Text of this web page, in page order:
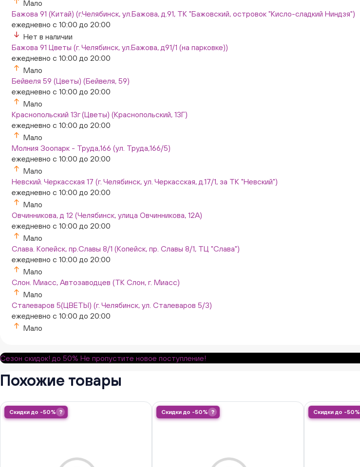
Мало
Бажова 91 (Китай) (г.Челябинск, ул.Бажова, д.91, ТК "Бажовский, островок "Кисло-сладкий Ниндзя")
ежедневно с 10:00 до 20:00
Нет в наличии
Бажова 91 Цветы (г. Челябинск, ул.Бажова, д91/1 (на парковке))
ежедневно с 10:00 до 20:00
Мало
Бейвеля 59 (Цветы) (Бейвеля, 59)
ежедневно с 10:00 до 20:00
Мало
Краснопольский 13г (Цветы) (Краснопольский, 13Г)
ежедневно с 10:00 до 20:00
Мало
Молния Зоопарк - Труда,166 (ул. Труда,166/5)
ежедневно с 10:00 до 20:00
Мало
Невский. Черкасская 17 (г. Челябинск, ул. Черкасская, д.17/1, за ТК "Невский")
ежедневно с 10:00 до 20:00
Мало
Овчинникова, д 12 (Челябинск, улица Овчинникова, 12А)
ежедневно с 10:00 до 20:00
Мало
Слава. Копейск, пр.Славы 8/1 (Копейск, пр. Славы 8/1, ТЦ "Слава")
ежедневно с 10:00 до 20:00
Мало
Слон. Миасс, Автозаводцев (ТК Слон, г. Миасс)
Мало
Сталеваров 5(ЦВЕТЫ) (г. Челябинск, ул. Сталеваров 5/3)
ежедневно с 10:00 до 20:00
Мало
Сезон скидок! до 50% Не пропустите новое поступление!
Похожие товары
Скидки до -50% ? Скидки до -50% ? Скидки до -50%